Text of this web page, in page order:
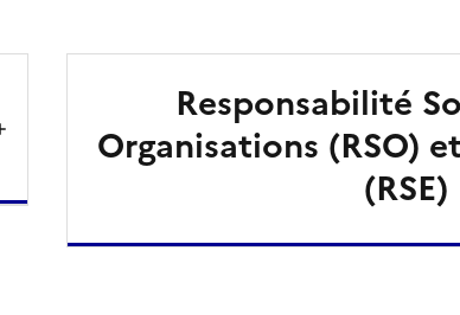
Responsabilité
Organisations (RSO)
(RSE)